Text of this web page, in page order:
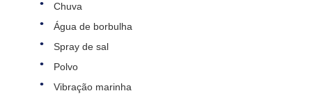
Chuva
Água de borbulha
Spray de sal
Polvo
Vibração marinha